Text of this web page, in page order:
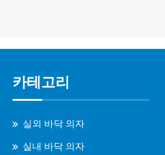
카테고리
실외 바닥 의자
실내 바닥 의자